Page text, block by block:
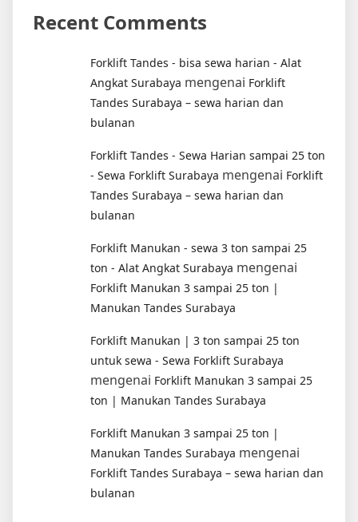
Recent Comments
Forklift Tandes - bisa sewa harian - Alat
Angkat Surabaya mengenai Forklift
Tandes Surabaya – sewa harian dan
bulanan
Forklift Tandes - Sewa Harian sampai 25 ton
- Sewa Forklift Surabaya mengenai Forklift
Tandes Surabaya – sewa harian dan
bulanan
Forklift Manukan - sewa 3 ton sampai 25
ton - Alat Angkat Surabaya mengenai
Forklift Manukan 3 sampai 25 ton |
Manukan Tandes Surabaya
Forklift Manukan | 3 ton sampai 25 ton
untuk sewa - Sewa Forklift Surabaya
mengenai Forklift Manukan 3 sampai 25
ton | Manukan Tandes Surabaya
Forklift Manukan 3 sampai 25 ton |
Manukan Tandes Surabaya mengenai
Forklift Tandes Surabaya – sewa harian dan
bulanan